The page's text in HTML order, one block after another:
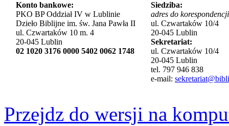
Konto bankowe:
PKO BP Oddział IV w Lublinie
Dzieło Biblijne im. św. Jana Pawła II
ul. Czwartaków 10 m. 4
20-045 Lublin
02 1020 3176 0000 5402 0062 1748
Siedziba:
adres do
ul. Czwartaków 10/4
20-045 Lublin
Sekretariat:
ul. Czwartaków 10/4
20-045 Lublin
tel. 797 946 838
e-mail:
Przejdz do wersji na